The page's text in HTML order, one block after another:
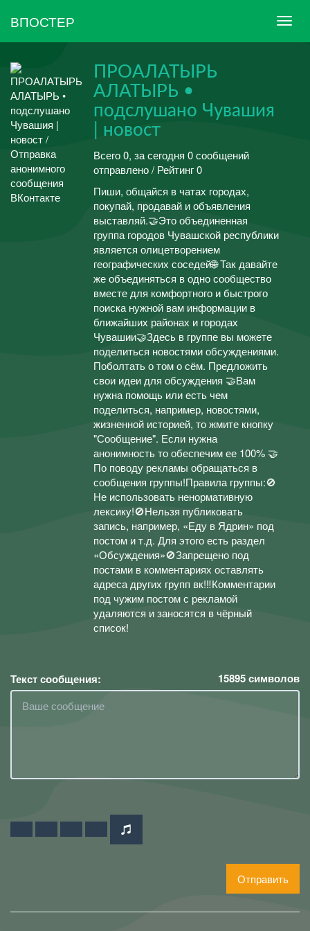
ВПОСТЕР
ПРОАЛАТЫРЬ
АЛАТЫРЬ •
подслушано Чувашия
| новост
Всего 0, за сегодня 0 сообщений
отправлено / Рейтинг 0
Пиши, общайся в чатах городах,
покупай, продавай и объявления
выставляй.🤝Это объединенная
группа городов Чувашской республики
является олицетворением
географических соседей🌐 Так давайте
же объединяться в одно сообщество
вместе для комфортного и быстрого
поиска нужной вам информации в
ближайших районах и городах
Чувашии🤝Здесь в группе вы можете
поделиться новостями обсуждениями.
Поболтать о том о сём. Предложить
свои идеи для обсуждения 🤝Вам
нужна помощь или есть чем
поделиться, например, новостями,
жизненной историей, то жмите кнопку
"Сообщение". Если нужна
анонимность то обеспечим ее 100% 🤝
По поводу рекламы обращаться в
сообщения группы!Правила группы:🚫
Не использовать ненормативную
лексику!🚫Нельзя публиковать
запись, например, «Еду в Ядрин» под
постом и т.д. Для этого есть раздел
«Обсуждения»🚫Запрещено под
постами в комментариях оставлять
адреса других групп вк!‼️Комментарии
под чужим постом с рекламой
удаляются и заносятся в чёрный
список!
Текст сообщения: 15895символов
Отправить